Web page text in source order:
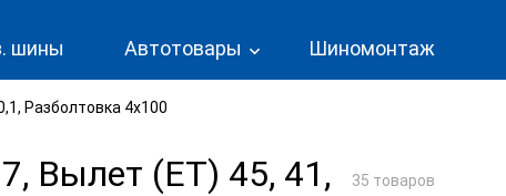
шины Автотовары Шиномонтаж
Разболтовка 4x100
Вылет (ET) 45, 41,
35 товаров